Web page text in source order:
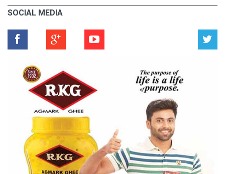
SOCIAL MEDIA